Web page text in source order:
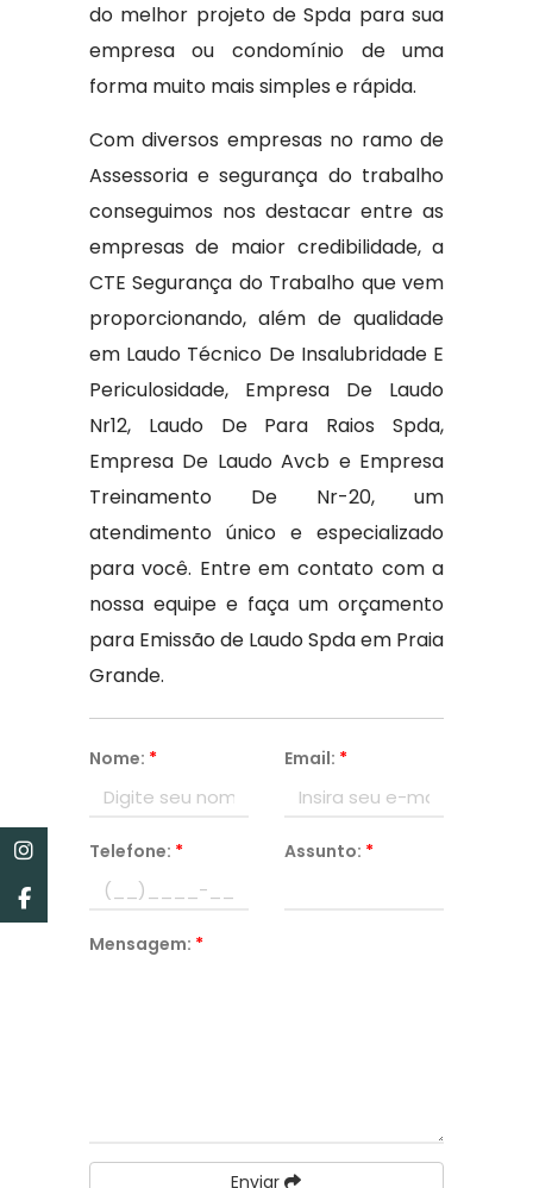
do melhor projeto de Spda para sua
empresa ou condomínio de uma
forma muito mais simples e rápida.
Com diversos empresas no ramo de
Assessoria e segurança do trabalho
conseguimos nos destacar entre as
empresas de maior credibilidade, a
CTE Segurança do Trabalho que vem
proporcionando, além de qualidade
em Laudo Técnico De Insalubridade E
Periculosidade, Empresa De Laudo
Nr12, Laudo De Para Raios Spda,
Empresa De Laudo Avcb e Empresa
Treinamento De Nr-20, um
atendimento único e especializado
para você. Entre em contato com a
nossa equipe e faça um orçamento
para Emissão de Laudo Spda em Praia
Grande.
Nome: * Email: *
Telefone: * Assunto: *
Mensagem: *
Enviar